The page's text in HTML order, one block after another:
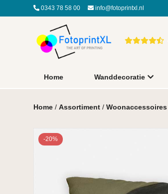
0343 78 58 00 info@fotoprintxl.nl
Home Wanddecoratie
Home /Assortiment /Woonaccessoires
-20%